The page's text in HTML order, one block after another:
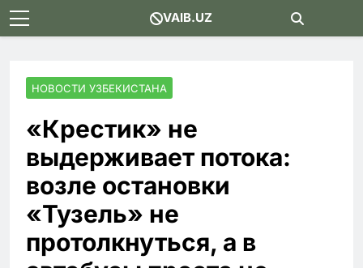
Skip
to
VAIB.UZ
НОВОСТИ УЗБЕКИСТАНА
«Крестик» не
выдерживает потока:
возле остановки
«Тузель» не
протолкнуться, а в